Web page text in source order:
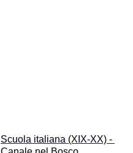
Scuola italiana (XIX-XX) -